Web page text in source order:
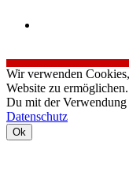
Wir verwenden
Website zu
Du mit der
Datenschutz
Ok